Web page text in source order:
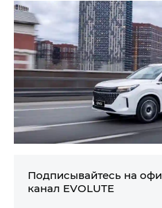
Подписывайтесь на
канал EVOLUTE